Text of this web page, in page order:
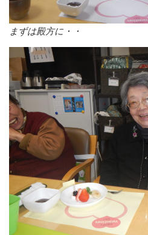
まずは殿方に・・